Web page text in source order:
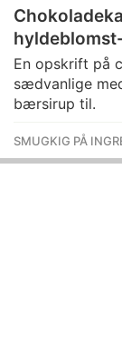
En opskrift på
sædvanlige
bærsirup til.
SMUGKIG PÅ